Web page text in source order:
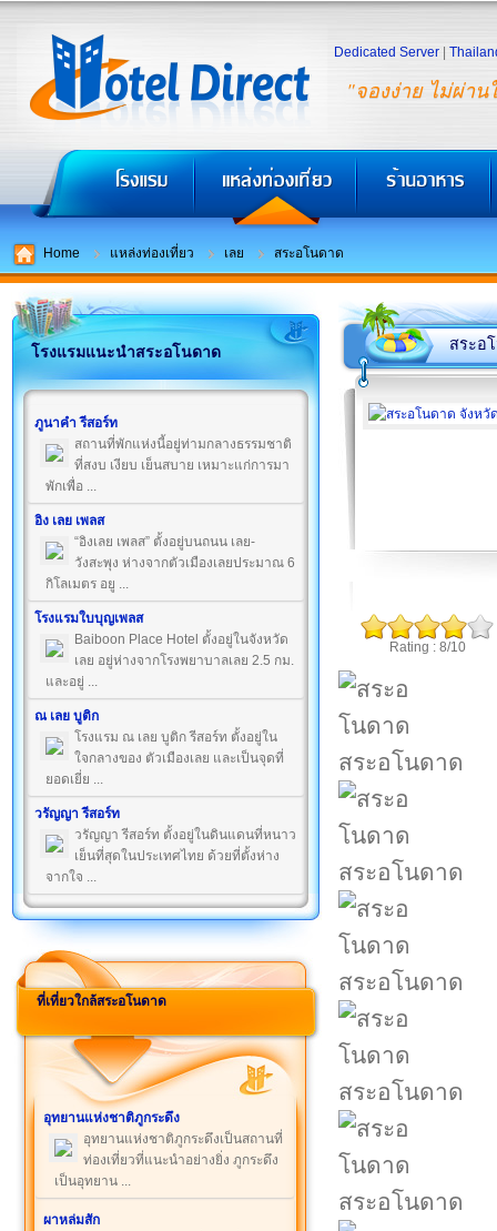
"จองง่าย ไม่ผ่าน
Dedicated Server
Home แหล่งท่องเที่ยว เลย สระอโนดาด
โรงแรมแนะนำสระอโนดาด
ภูนาคำ รีสอร์ท
สถานที่พักแห่งนี้อยู่ท่ามกลางธรรมชาติ
ที่สงบ เงียบ เย็นสบาย เหมาะแก่การมา
พักเพื่อ ...
อิง เลย เพลส
“อิงเลย เพลส” ตั้งอยู่บนถนน เลย-
วังสะพุง ห่างจากตัวเมืองเลยประมาณ 6
กิโลเมตร อยู ...
โรงแรมใบบุญเพลส
Baiboon Place Hotel ตั้งอยู่ในจังหวัด
เลย อยู่ห่างจากโรงพยาบาลเลย 2.5 กม.
และอยู่ ...
ณ เลย บูติก
โรงแรม ณ เลย บูติก รีสอร์ท ตั้งอยู่ใน
ใจกลางของ ตัวเมืองเลย และเป็นจุดที่
ยอดเยี่ย ...
วรัญญา รีสอร์ท
วรัญญา รีสอร์ท ตั้งอยู่ในดินแดนที่หนาว
เย็นที่สุดในประเทศไทย ด้วยที่ตั้งห่าง
จากใจ ...
ที่เที่ยวใกล้สระอโนดาด
อุทยานแห่งชาติภูกระดึง
อุทยานแห่งชาติภูกระดึงเป็นสถานที่
ท่องเที่ยวที่แนะนำอย่างยิ่ง ภูกระดึง
เป็นอุทยาน ...
ผาหล่มสัก
สระอ
Rating : 8/10
สระอโนดาด
สระอโนดาด
สระอโนดาด
สระอโนดาด
สระอโนดาด